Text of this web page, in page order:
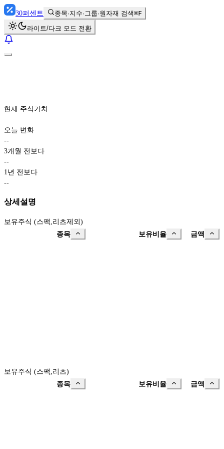
30퍼센트 종목·지수·그룹·원자재 검색⌘F
라이트/다크 모드 전환
현재 주식가치
오늘 변화
--
3개월 전보다
--
1년 전보다
--
상세설명
보유주식 (스팩,리츠제외)
종목
보유비율 금액
보유주식 (스팩,리츠)
종목
보유비율 금액